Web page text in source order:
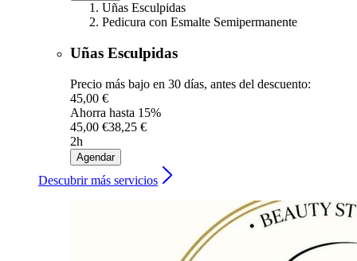
Uñas Esculpidas
Pedicura con Esmalte Semipermanente
Uñas Esculpidas
Precio más bajo en 30 días, antes del descuento:
45,00 €
Ahorra hasta 15%
45,00 €38,25 €
2h
Agendar
Descubrir más servicios